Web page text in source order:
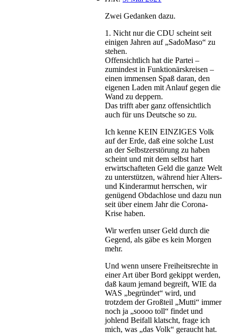
Zwei Gedanken dazu.
1. Nicht nur die CDU scheint seit
einigen Jahren auf „SadoMaso“ zu
stehen.
Offensichtlich hat die Partei –
zumindest in Funktionärskreisen –
einen immensen Spaß daran, den
eigenen Laden mit Anlauf gegen die
Wand zu deppern.
Das trifft aber ganz offensichtlich
auch für uns Deutsche so zu.
Ich kenne KEIN EINZIGES Volk
auf der Erde, daß eine solche Lust
an der Selbstzerstörung zu haben
scheint und mit dem selbst hart
erwirtschafteten Geld die ganze Welt
zu unterstützen, während hier Alters-
und Kinderarmut herrschen, wir
genügend Obdachlose und dazu nun
seit über einem Jahr die Corona-
Krise haben.
Wir werfen unser Geld durch die
Gegend, als gäbe es kein Morgen
mehr.
Und wenn unsere Freiheitsrechte in
einer Art über Bord gekippt werden,
daß kaum jemand begreift, WIE da
WAS „begründet“ wird, und
trotzdem der Großteil „Mutti“ immer
noch ja „soooo toll“ findet und
johlend Beifall klatscht, frage ich
mich, was „das Volk“ geraucht hat.